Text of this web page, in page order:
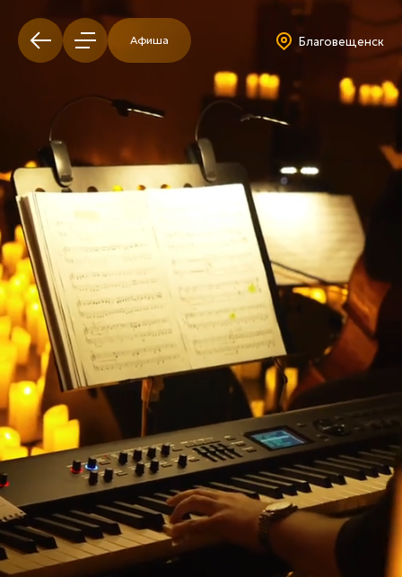
Афиша Благовещенск